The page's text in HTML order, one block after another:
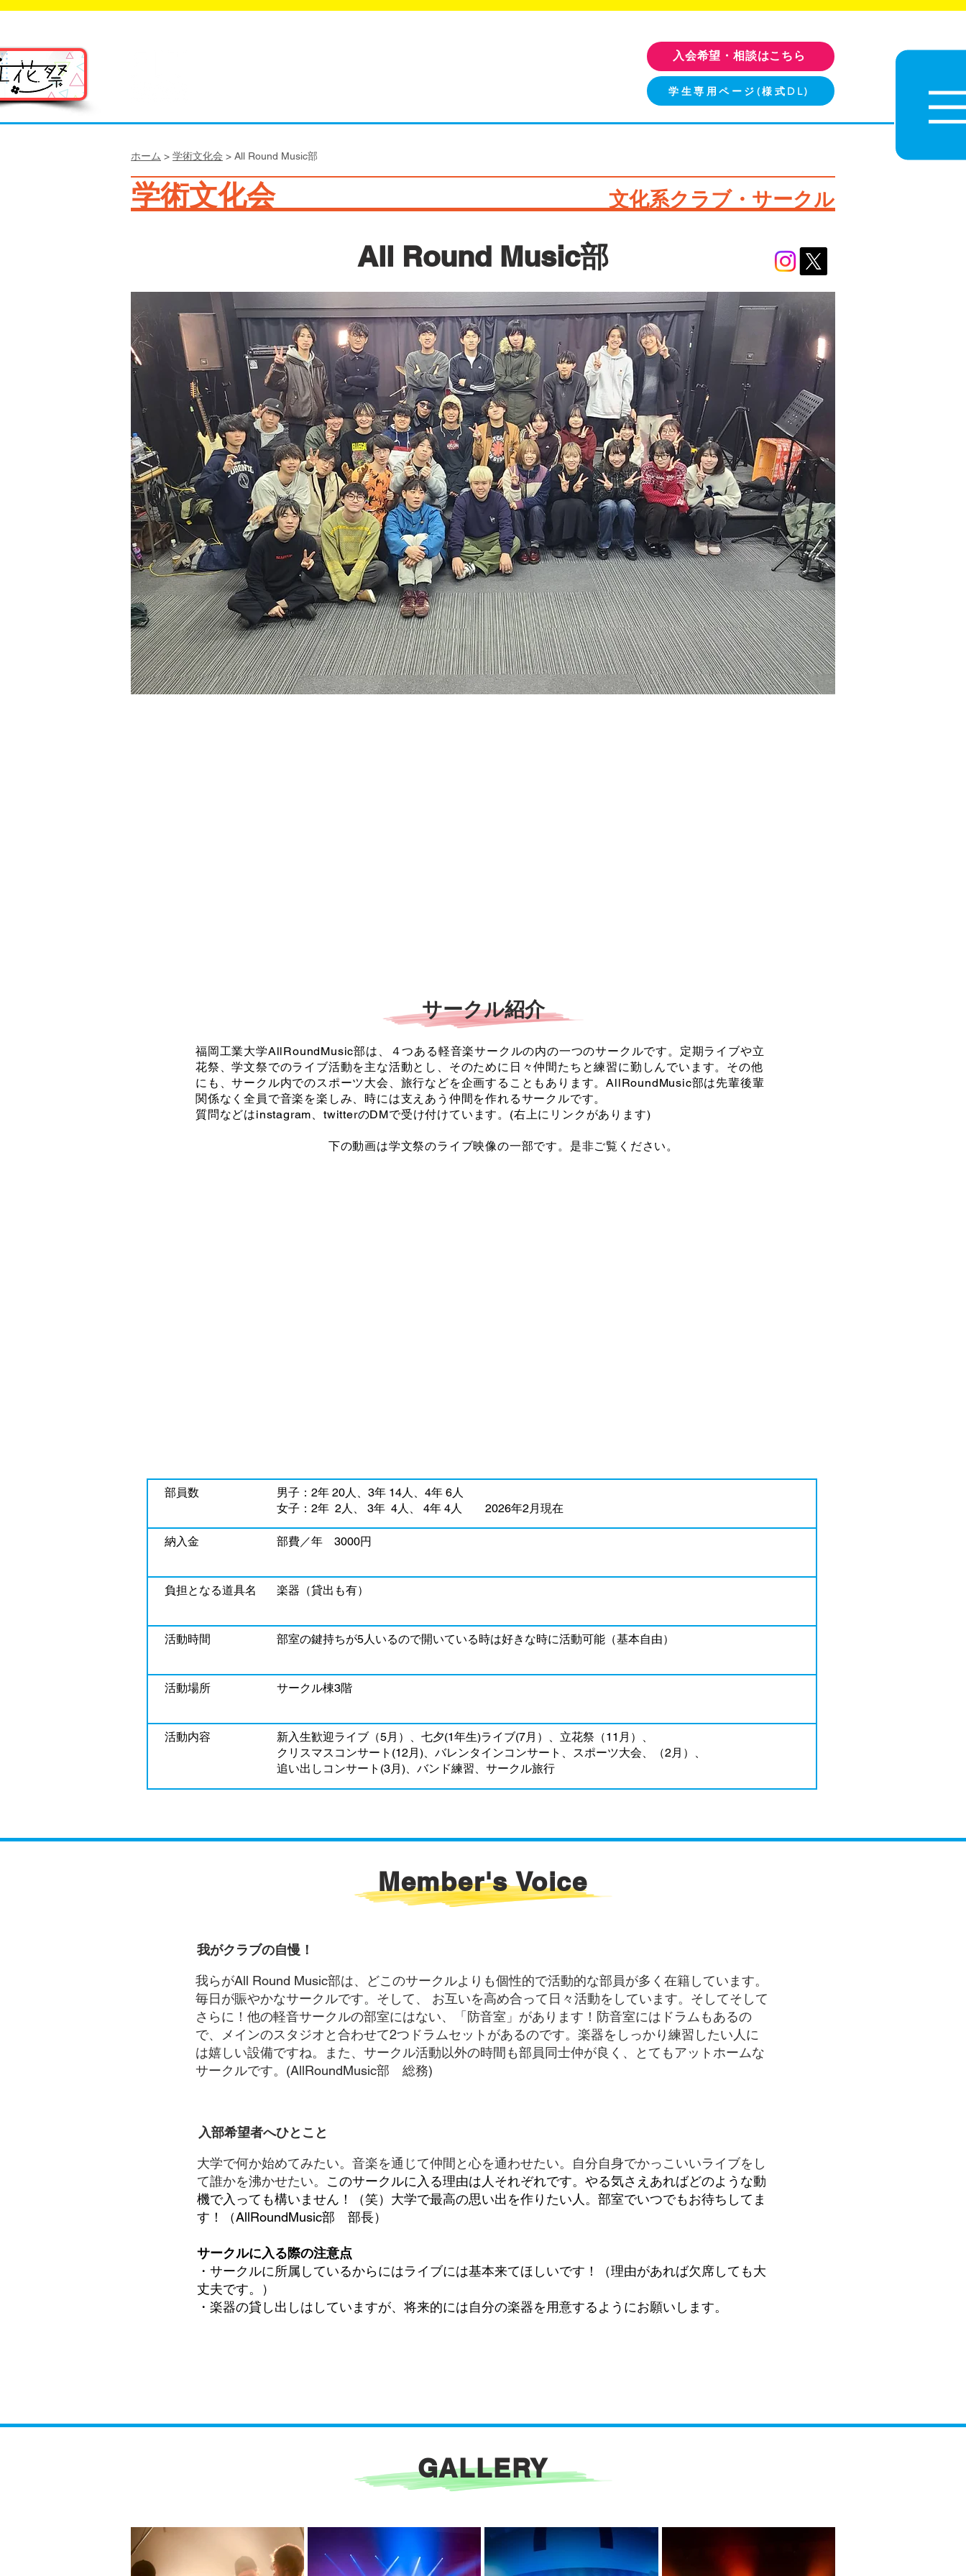
入会希望・相談はこちら
学生専用ページ(様式DL)
ホーム > 学術文化会 > All Round Music部
文化系クラブ・サークル
学術文化会
All Round Music部
サークル紹介
福岡工業大学AllRoundMusic部は、４つある軽音楽サークルの内の一つのサークルです。定期ライブや立
花祭、学文祭でのライブ活動を主な活動とし、そのために日々仲間たちと練習に勤しんでいます。その他
にも、サークル内でのスポーツ大会、旅行などを企画することもあります。AllRoundMusic部は先輩後輩
関係なく全員で音楽を楽しみ、時には支えあう仲間を作れるサークルです。
質問などはinstagram、twitterのDMで受け付けています。(右上にリンクがあります)
下の動画は学文祭のライブ映像の一部です。是非ご覧ください。
部員数
男子：2年 20人、3年 14人、4年 6人
女子：2年 2人、 3年 4人、 4年 4人 2026年2月現在
納入金 部費／年 3000円
負担となる道具名 ​楽器（貸出も有）​
活動時間 ​部室の鍵持ちが5人いるので開いている時は好きな時に活動可能（基本自由）
活動場所 サークル棟3階
活動内容
新入生歓迎ライブ（5月）、七夕(1年生)ライブ(7月）、立花祭（11月）、
クリスマスコンサート(12月)、バレンタインコンサート、スポーツ大会、（2月）、
追い出しコンサート(3月)、バンド練習、サークル旅行
Member's Voice
我がクラブの自慢！
我らがAll Round Music部は、どこのサークルよりも個性的で活動的な部員が多く在籍しています。
毎日が賑やかなサークルです。そして、 お互いを高め合って日々活動をしています。そしてそして
さらに！他の軽音サークルの部室にはない、「防音室」があります！防音室にはドラムもあるの
で、メインのスタジオと合わせて2つドラムセットがあるのです。楽器をしっかり練習したい人に
は嬉しい設備ですね。また、サークル活動以外の時間も部員同士仲が良く、とてもアットホームな
サークルです。(AllRoundMusic部 総務)
入部希望者へひとこと
大学で何か始めてみたい。音楽を通じて仲間 と心を通わせたい。自分自身でかっこいいライブをし
て誰かを沸かせたい。 このサークルに入る理由は人それぞれです。やる気さえあればどのような動
機で入っても構いません！（笑）大学で最高の思い出を作りたい人。部室でいつでもお待ちしてま
す！（AllRoundMusic部 部長）
サークルに入る際の注意点
・サークルに所属しているからにはライブには基本来てほしいです！（理由があれば欠席しても大
丈夫です。）
・楽器の貸し出しはしていますが、将来的には自分の楽器を用意するようにお願いします。
GALLERY